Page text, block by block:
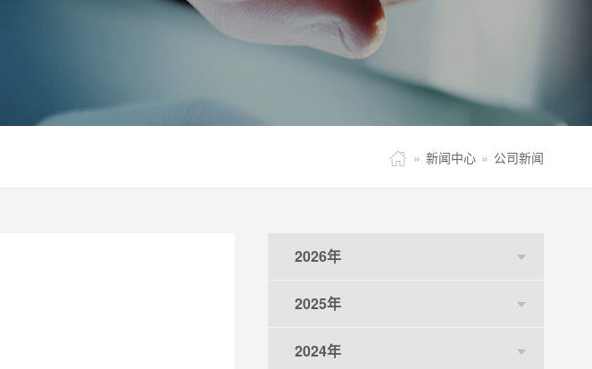
 » 新闻中心 » 公司新闻
2026年
2025年
2024年